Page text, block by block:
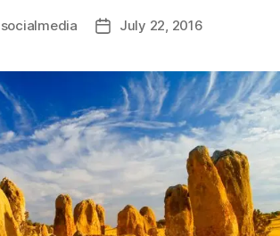
socialmedia
PostJuly 22, 2016